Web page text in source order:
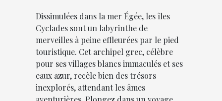
Dissimulées dans la mer Égée, les îles
Cyclades sont un labyrinthe de
merveilles à peine effleurées par le pied
touristique. Cet archipel grec, célèbre
pour ses villages blancs immaculés et ses
eaux azur, recèle bien des trésors
inexplorés, attendant les âmes